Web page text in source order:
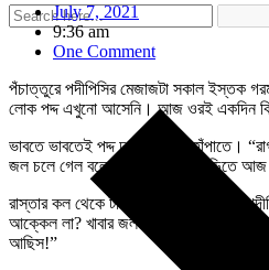
July 7, 2021
9:36 am
One Comment
পঁচাত্তুরে পদীপিসির মেজাজটা সকাল ইস্তক
লোক পদ্দ এখুনো আসেনি। আজ ওরই একদিন কি
ভাবতে ভাবতেই পদ্দ ঢুকল হাঁপাতে হাঁপাতে।
জল চলে গেল বলে। কাকলিবৌদির বাড়িতে আজ
রাস্তার কল থেকে টাটকা জল নিয়ে ফিরতেই
আক্কেল লা? খাবার জল ধরা হয়নি, ঘর বাসি
আছিস!”